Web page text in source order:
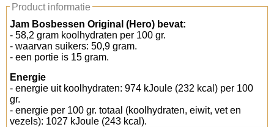
Product informatie
Jam Bosbessen Original (Hero) bevat:
- 58,2 gram koolhydraten per 100 gr.
- waarvan suikers: 50,9 gram.
- een portie is 15 gram.
Energie
- energie uit koolhydraten: 974 kJoule (232 kcal) per 100
gr.
- energie per 100 gr. totaal (koolhydraten, eiwit, vet en
vezels): 1027 kJoule (243 kcal).